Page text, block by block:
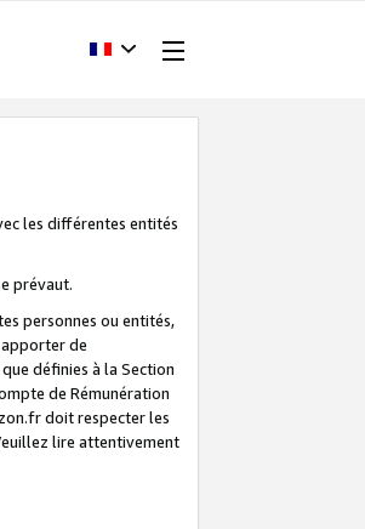
les différentes entités
prévaut.
personnes ou entités,
apporter de
définies à la Section
de Rémunération
doit respecter les
lire attentivement